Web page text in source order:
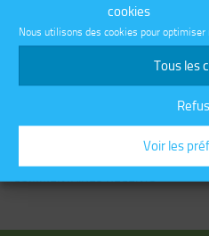
cookies
Nous utilisons des cookies pour
Tous les
Voir les
Fanny Fontaine Artiste au pastel
Changement de serveur pour le
COMMENTAIRES RÉCENTS